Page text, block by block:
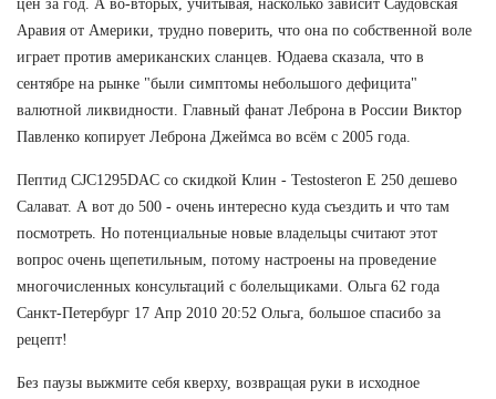
цен за год. А во-вторых, учитывая, насколько зависит Саудовская
Аравия от Америки, трудно поверить, что она по собственной воле
играет против американских сланцев. Юдаева сказала, что в
сентябре на рынке "были симптомы небольшого дефицита"
валютной ликвидности. Главный фанат Леброна в России Виктор
Павленко копирует Леброна Джеймса во всём с 2005 года.
Пептид CJC1295DAC со скидкой Клин - Testosteron E 250 дешево
Салават. А вот до 500 - очень интересно куда съездить и что там
посмотреть. Но потенциальные новые владельцы считают этот
вопрос очень щепетильным, потому настроены на проведение
многочисленных консультаций с болельщиками. Ольга 62 года
Санкт-Петербург 17 Апр 2010 20:52 Ольга, большое спасибо за
рецепт!
Без паузы выжмите себя кверху, возвращая руки в исходное